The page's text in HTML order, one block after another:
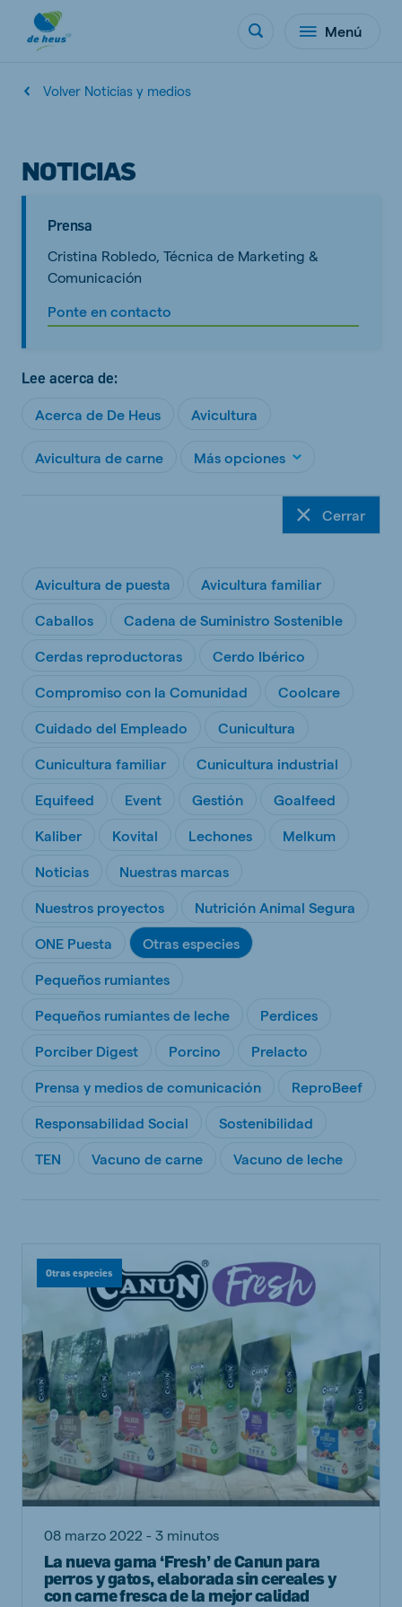
Menú
Volver Noticias y medios
NOTICIAS
Prensa
Cristina Robledo, Técnica de Marketing &
Comunicación
Ponte en contacto
Lee acerca de:
Acerca de De Heus Avicultura
Avicultura de carne Más opciones
Cerrar
Avicultura de puesta Avicultura familiar
Caballos Cadena de Suministro Sostenible
Cerdas reproductoras Cerdo Ibérico
Compromiso con la Comunidad Coolcare
Cuidado del Empleado Cunicultura
Cunicultura familiar Cunicultura industrial
Equifeed Event Gestión Goalfeed
Kaliber Kovital Lechones Melkum
Noticias Nuestras marcas
Nuestros proyectos Nutrición Animal Segura
ONE Puesta Otras especies
Pequeños rumiantes
Pequeños rumiantes de leche Perdices
Porciber Digest Porcino Prelacto
Prensa y medios de comunicación ReproBeef
Responsabilidad Social Sostenibilidad
TEN Vacuno de carne Vacuno de leche
Otras especies
08 marzo 2022 - 3 minutos
La nueva gama ‘Fresh’ de Canun para
perros y gatos, elaborada sin cereales y
con carne fresca de la mejor calidad